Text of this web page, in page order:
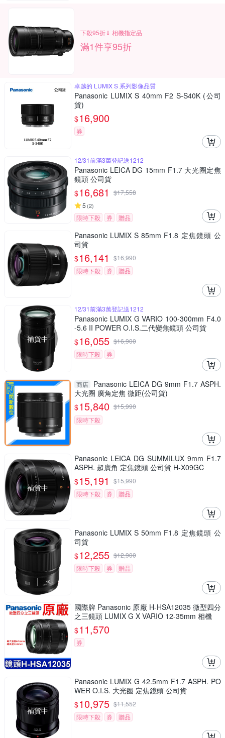
下殺95折⇓ 相機指定品
滿1件享95折
卓越的 LUMIX S 系列影像品質
Panasonic LUMIX S 40mm F2 S-S40K (公司
貨)
$16,900
券
12/31前滿3萬登記送1212
Panasonic LEICA DG 15mm F1.7 大光圈定焦
鏡頭 公司貨
$16,681 $17,558
5 (2)
限時下殺 券 贈品
Panasonic LUMIX S 85mm F1.8 定焦鏡頭 公
司貨
$16,141 $16,990
限時下殺
券 贈品
補貨中
12/31前滿3萬登記送1212
Panasonic LUMIX G VARIO 100-300mm F4.0
-5.6 II POWER O.I.S.二代變焦鏡頭 公司貨
$16,055 $16,900
限時下殺
券
商店
Panasonic LEICA DG 9mm F1.7 ASPH.
大光圈 廣角定焦 微距(公司貨)
$15,840 $15,990
限時下殺
補貨中
Panasonic LEICA DG SUMMILUX 9mm F1.7
ASPH. 超廣角 定焦鏡頭 公司貨 H-X09GC
$15,191 $15,990
限時下殺
券 贈品
Panasonic LUMIX S 50mm F1.8 定焦鏡頭 公
司貨
$12,255 $12,900
限時下殺
券 贈品
國際牌 Panasonic 原廠 H-HSA12035 微型四分
之三鏡頭 LUMIX G X VARIO 12-35mm 相機
$11,570
券
補貨中
Panasonic LUMIX G 42.5mm F1.7 ASPH. PO
WER O.I.S. 大光圈 定焦鏡頭 公司貨
$10,975 $11,552
限時下殺
券 贈品